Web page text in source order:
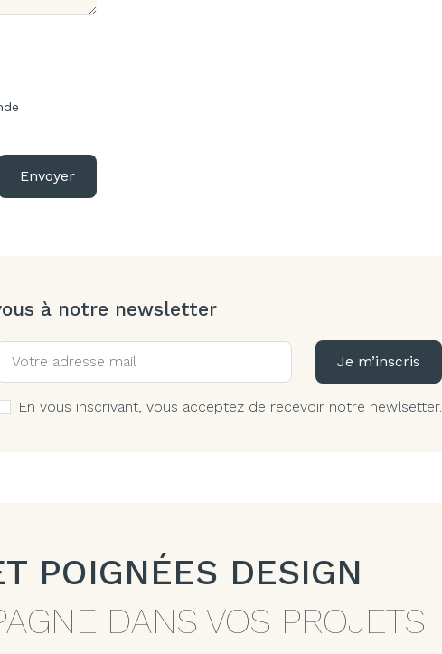
Envoyer
à notre newsletter
Je m’inscris
En vous inscrivant, vous acceptez de recevoir notre newlsetter.
POIGNÉES DESIGN
DANS VOS PROJETS